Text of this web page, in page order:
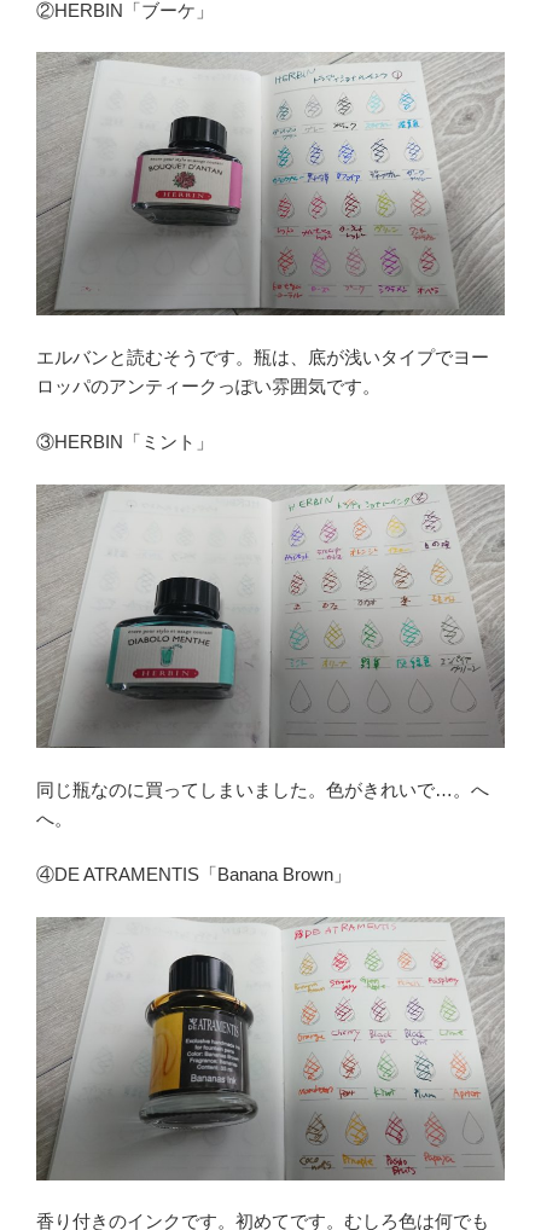
②HERBIN「ブーケ」
エルバンと読むそうです。瓶は、底が浅いタイプでヨー
ロッパのアンティークっぽい雰囲気です。
③HERBIN「ミント」
同じ瓶なのに買ってしまいました。色がきれいで…。へ
へ。
④DE ATRAMENTIS「Banana Brown」
香り付きのインクです。初めてです。むしろ色は何でも